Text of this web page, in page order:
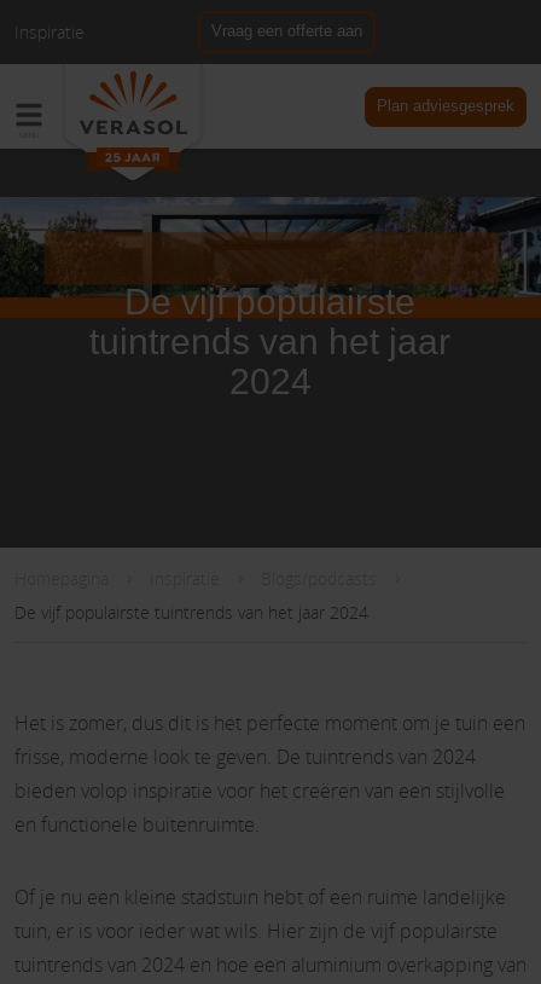
Inspiratie Vraag een offerte aan
DE
Plan adviesgesprek
De vijf populairste
tuintrends van het jaar
2024
De vijf populairste tuintrends van het jaar 2024
Het is zomer, dus dit is het perfecte moment om je tuin een
frisse, moderne look te geven. De tuintrends van 2024
bieden volop inspiratie voor het creëren van een stijlvolle
en functionele buitenruimte.
Of je nu een kleine stadstuin hebt of een ruime landelijke
tuin, er is voor ieder wat wils. Hier zijn de vijf populairste
tuintrends van 2024 en hoe een aluminium overkapping van